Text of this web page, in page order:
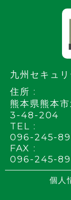
九州セキュ
住所 :
熊本県熊本
3-48-204
TEL :
096-245-
FAX :
096-245-
個人